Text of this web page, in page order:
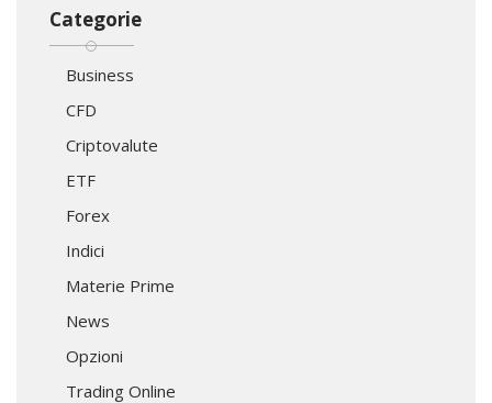
Categorie
Business
CFD
Criptovalute
ETF
Forex
Indici
Materie Prime
News
Opzioni
Trading Online